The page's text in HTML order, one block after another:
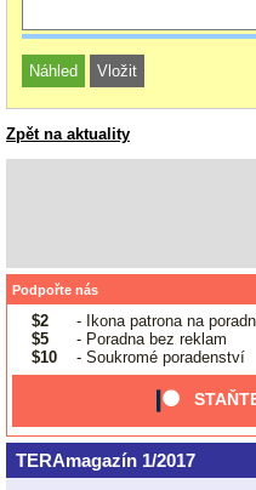
Zpět na aktuality
Podpořte nás
$2
- Ikona patrona na
$5
- Poradna bez reklam
$10
- Soukromé poradenství
TERAmagazín 1/2017